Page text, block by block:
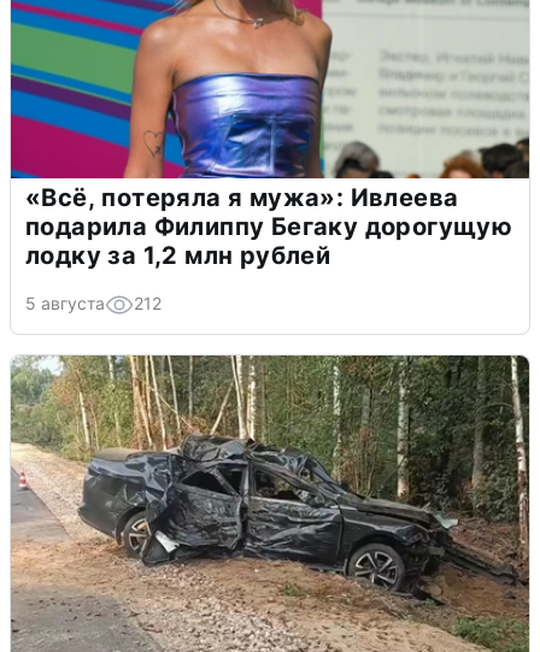
«Всё, потеряла я мужа»: Ивлеева
подарила Филиппу Бегаку дорогущую
лодку за 1,2 млн рублей
5 августа 212